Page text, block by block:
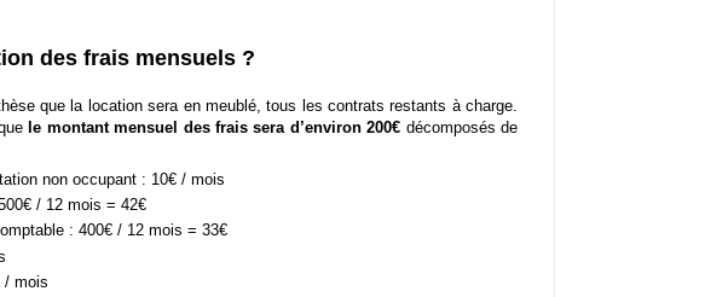
des frais mensuels ?
que la location sera en meublé, tous les contrats restants à charge.
le montant mensuel des frais sera d’environ 200€ décomposés de
non occupant : 10€ / mois
/ 12 mois = 42€
: 400€ / 12 mois = 33€
/ mois